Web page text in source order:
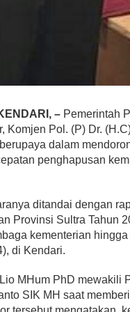
– Pemerintah
Komjen Pol. (P) Dr.
dalam
penghapusan
ditandai dengan
Provinsi Sultra Tahun
kementerian
di Kendari.
MHum PhD mewakili
SIK MH saat